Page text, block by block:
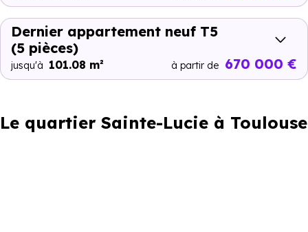
Dernier appartement neuf T5
(5 pièces)
jusqu'à 101.08 m² à partir de 670 000 €
Le quartier Sainte-Lucie à Toulouse